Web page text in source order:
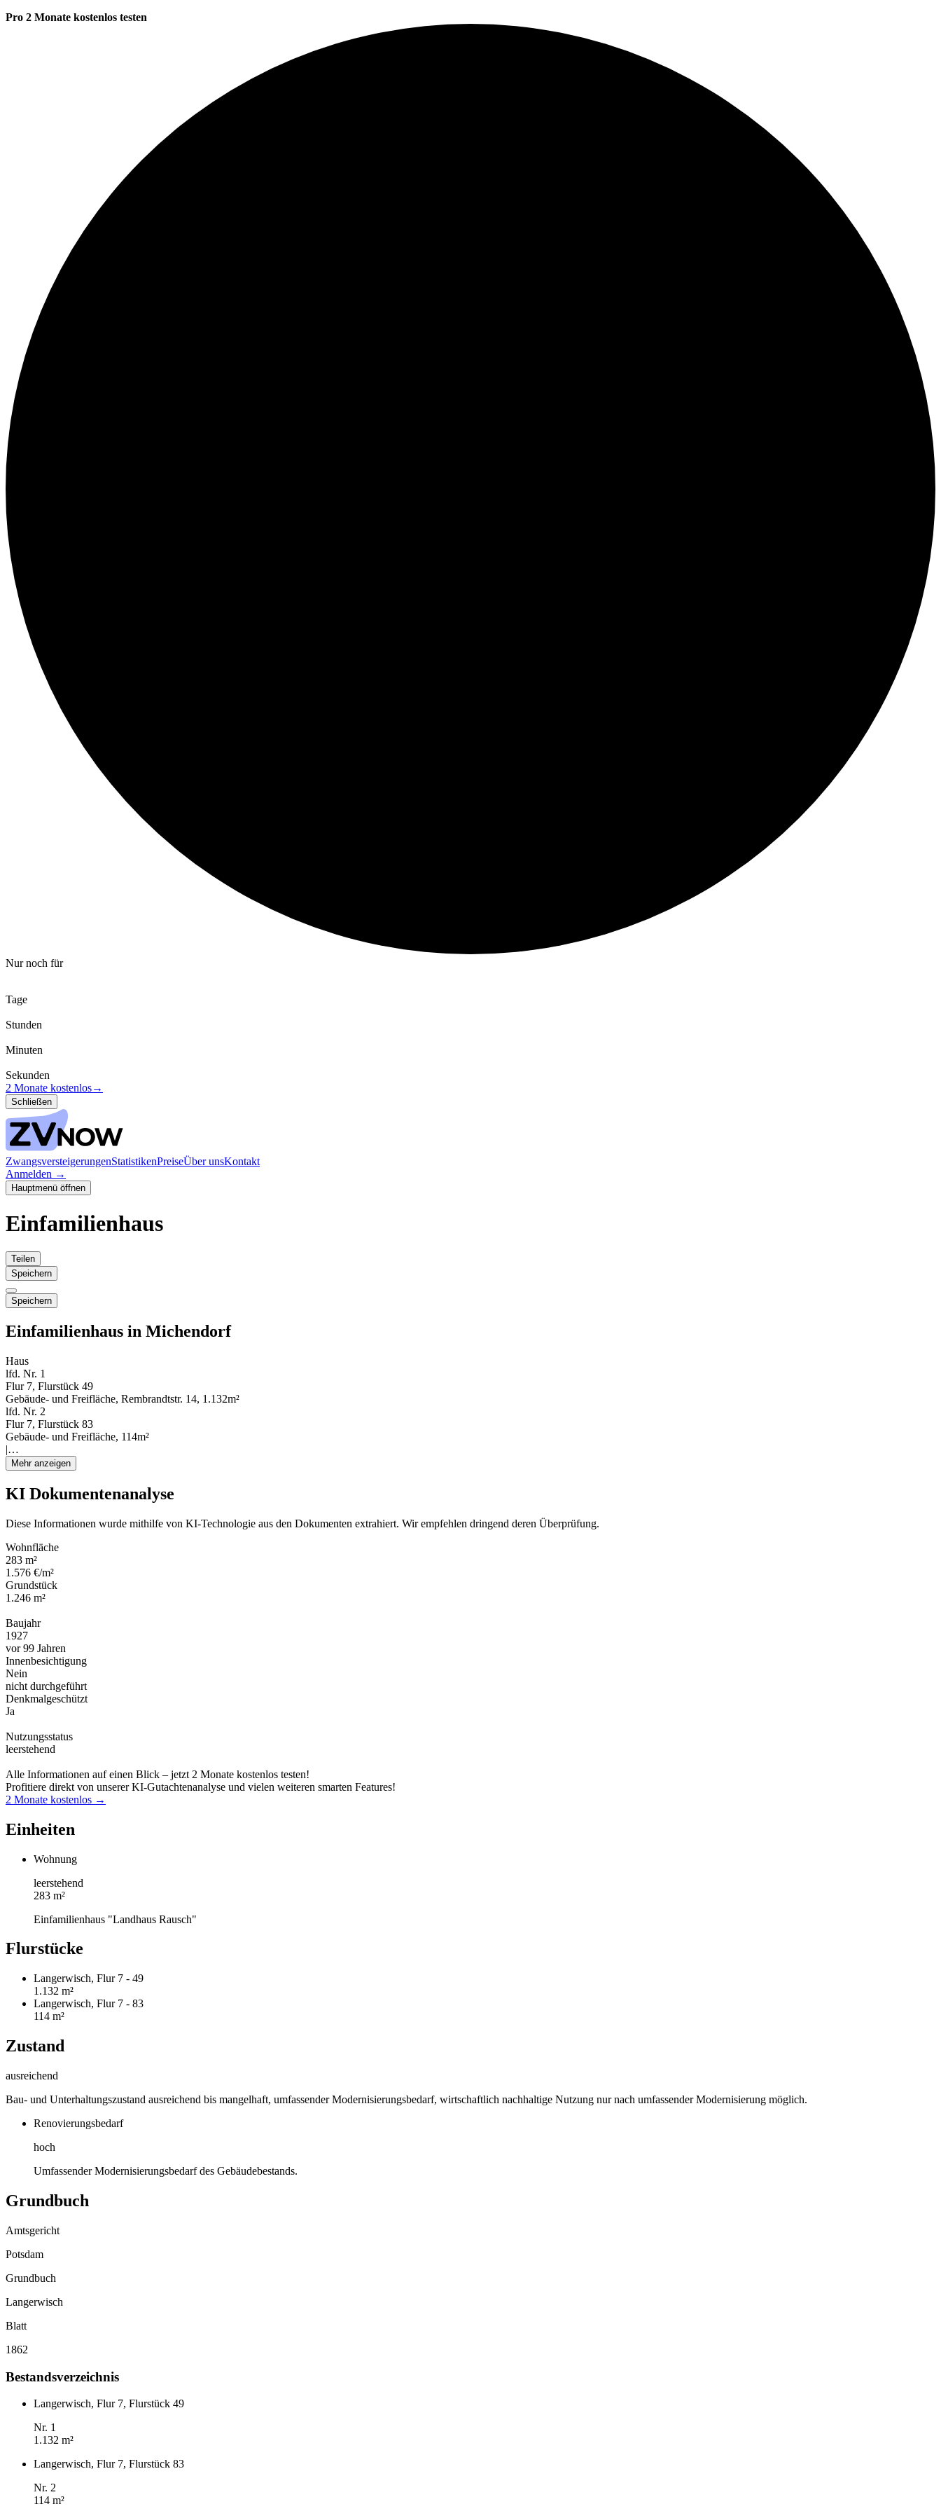
Pro 2 Monate kostenlos testen
Nur noch für
Tage
Stunden
Minuten
Sekunden
2 Monate kostenlos→
Schließen
ZwangsversteigerungenStatistikenPreiseÜber unsKontakt
Anmelden →
Hauptmenü öffnen
Einfamilienhaus
Teilen
Speichern
Speichern
Einfamilienhaus in Michendorf
Haus
lfd. Nr. 1
Flur 7, Flurstück 49
Gebäude- und Freifläche, Rembrandtstr. 14, 1.132m²
lfd. Nr. 2
Flur 7, Flurstück 83
Gebäude- und Freifläche, 114m²
|…
Mehr anzeigen
KI Dokumentenanalyse
Diese Informationen wurde mithilfe von KI-Technologie aus den Dokumenten extrahiert. Wir empfehlen dringend deren Überprüfung.
Wohnfläche
283 m²
1.576 €/m²
Grundstück
1.246 m²
Baujahr
1927
vor 99 Jahren
Innenbesichtigung
Nein
nicht durchgeführt
Denkmalgeschützt
Ja
Nutzungsstatus
leerstehend
Alle Informationen auf einen Blick – jetzt 2 Monate kostenlos testen!
Profitiere direkt von unserer KI-Gutachtenanalyse und vielen weiteren smarten Features!
2 Monate kostenlos →
Einheiten
Wohnung
leerstehend
283 m²
Einfamilienhaus "Landhaus Rausch"
Flurstücke
Langerwisch, Flur 7 - 49
1.132 m²
Langerwisch, Flur 7 - 83
114 m²
Zustand
ausreichend
Bau- und Unterhaltungszustand ausreichend bis mangelhaft, umfassender Modernisierungsbedarf, wirtschaftlich nachhaltige Nutzung nur nach umfassender Modernisierung möglich.
Renovierungsbedarf
hoch
Umfassender Modernisierungsbedarf des Gebäudebestands.
Grundbuch
Amtsgericht
Potsdam
Grundbuch
Langerwisch
Blatt
1862
Bestandsverzeichnis
Langerwisch, Flur 7, Flurstück 49
Nr. 1
1.132 m²
Langerwisch, Flur 7, Flurstück 83
Nr. 2
114 m²